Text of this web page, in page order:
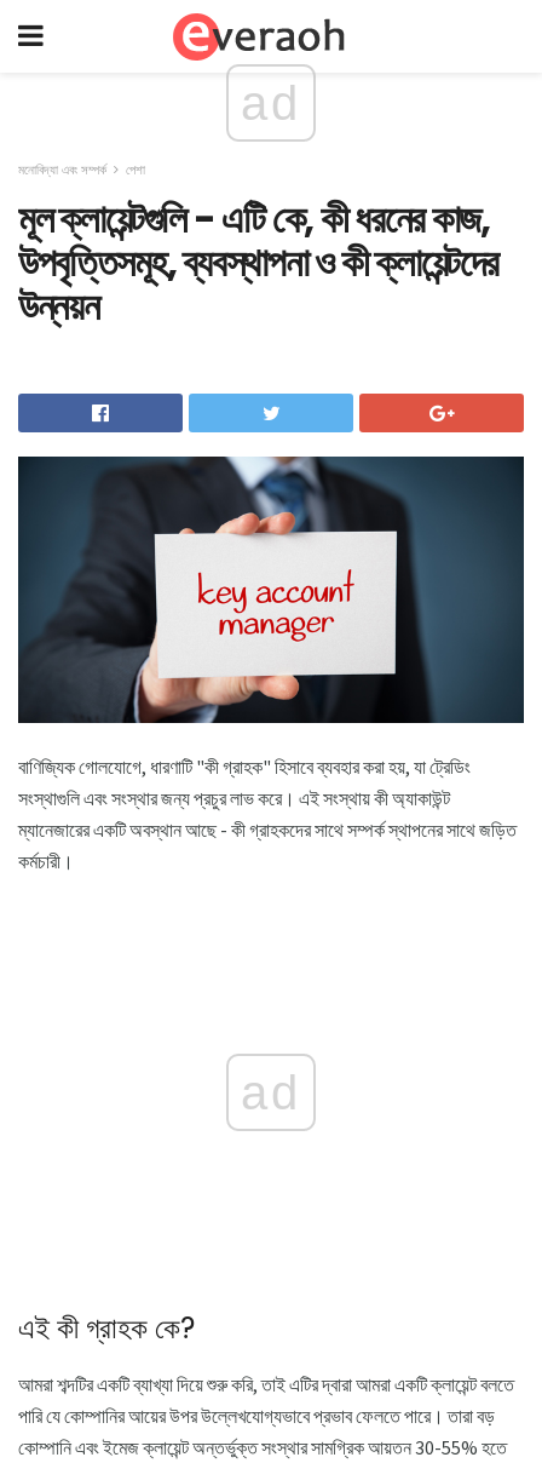
ad
মনোবিদ্যা এবং সম্পর্ক পেশা
মূল ক্লায়েন্টগুলি - এটি কে, কী ধরনের কাজ,
উপবৃত্তিসমূহ, ব্যবস্থাপনা ও কী ক্লায়েন্টদের
উন্নয়ন
বাণিজ্যিক গোলযোগে, ধারণাটি "কী গ্রাহক" হিসাবে ব্যবহার করা হয়, যা ট্রেডিং
সংস্থাগুলি এবং সংস্থার জন্য প্রচুর লাভ করে। এই সংস্থায় কী অ্যাকাউন্ট
ম্যানেজারের একটি অবস্থান আছে - কী গ্রাহকদের সাথে সম্পর্ক স্থাপনের সাথে জড়িত
কর্মচারী।
ad
এই কী গ্রাহক কে?
আমরা শব্দটির একটি ব্যাখ্যা দিয়ে শুরু করি, তাই এটির দ্বারা আমরা একটি ক্লায়েন্ট বলতে
পারি যে কোম্পানির আয়ের উপর উল্লেখযোগ্যভাবে প্রভাব ফেলতে পারে। তারা বড়
কোম্পানি এবং ইমেজ ক্লায়েন্ট অন্তর্ভুক্ত সংস্থার সামগ্রিক আয়তন 30-55% হতে